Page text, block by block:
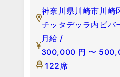
神奈川県川崎市川崎
チッタデッラ内ビバ
月給 /
300,000 円 〜
122席